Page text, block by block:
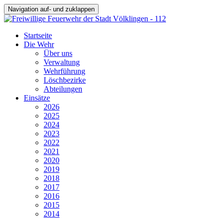
Navigation auf- und zuklappen
Startseite
Die Wehr
Über uns
Verwaltung
Wehrführung
Löschbezirke
Abteilungen
Einsätze
2026
2025
2024
2023
2022
2021
2020
2019
2018
2017
2016
2015
2014